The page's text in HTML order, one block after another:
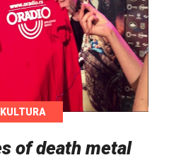
KULTURA
of death metal